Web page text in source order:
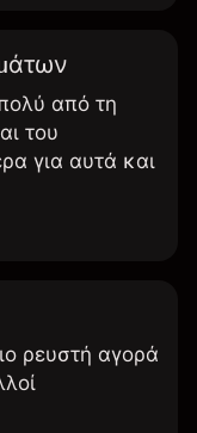
από τη
του
για αυτά και
ρευστή αγορά